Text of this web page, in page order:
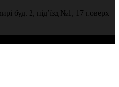
буд. 2, під’їзд №1, 17 поверх